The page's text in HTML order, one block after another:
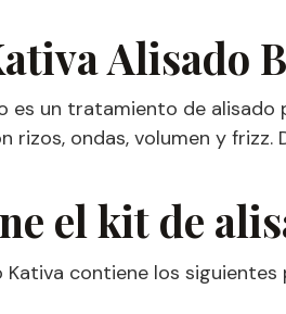
Alisado
es un tratamiento de
rizos, ondas, volumen y
el kit de
Kativa contiene los